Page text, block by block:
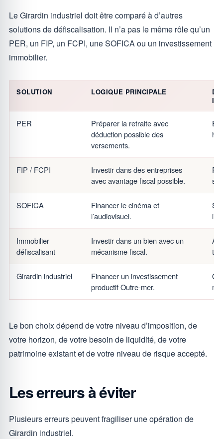
Le Girardin industriel doit être comparé à d’autres
solutions de défiscalisation. Il n’a pas le même rôle qu’un
PER, un FIP, un FCPI, une SOFICA ou un investissement
immobilier.
SOLUTION LOGIQUE PRINCIPALE
PER
Préparer la retraite avec
déduction possible des
versements.
FIP / FCPI
Investir dans des entreprises
avec avantage fiscal possible.
SOFICA
Financer le cinéma et
l’audiovisuel.
Immobilier
défiscalisant
Investir dans un bien avec un
mécanisme fiscal.
Girardin industriel
Financer un investissement
productif Outre-mer.
Le bon choix dépend de votre niveau d’imposition, de
votre horizon, de votre besoin de liquidité, de votre
patrimoine existant et de votre niveau de risque accepté.
Les erreurs à éviter
Plusieurs erreurs peuvent fragiliser une opération de
Girardin industriel.